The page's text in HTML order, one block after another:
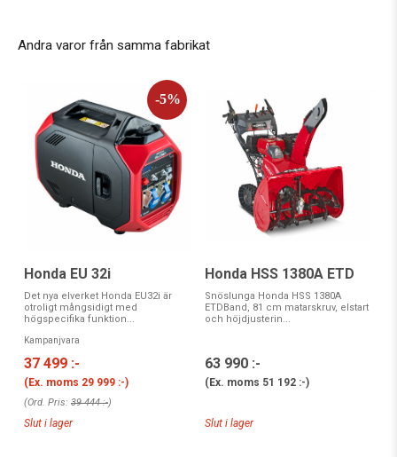
Andra varor från samma fabrikat
Honda EU 32i
Det nya elverket Honda EU32i är
otroligt mångsidigt med
högspecifika funktion...
Kampanjvara
37 499 :-
(Ex. moms 29 999 :-)
(Ord. Pris: 39 444 :-)
Slut i lager
Honda HSS 1380A ETD
Snöslunga Honda HSS 1380A
ETDBand, 81 cm matarskruv, elstart
och höjdjusterin...
63 990 :-
(Ex. moms 51 192 :-)
Slut i lager